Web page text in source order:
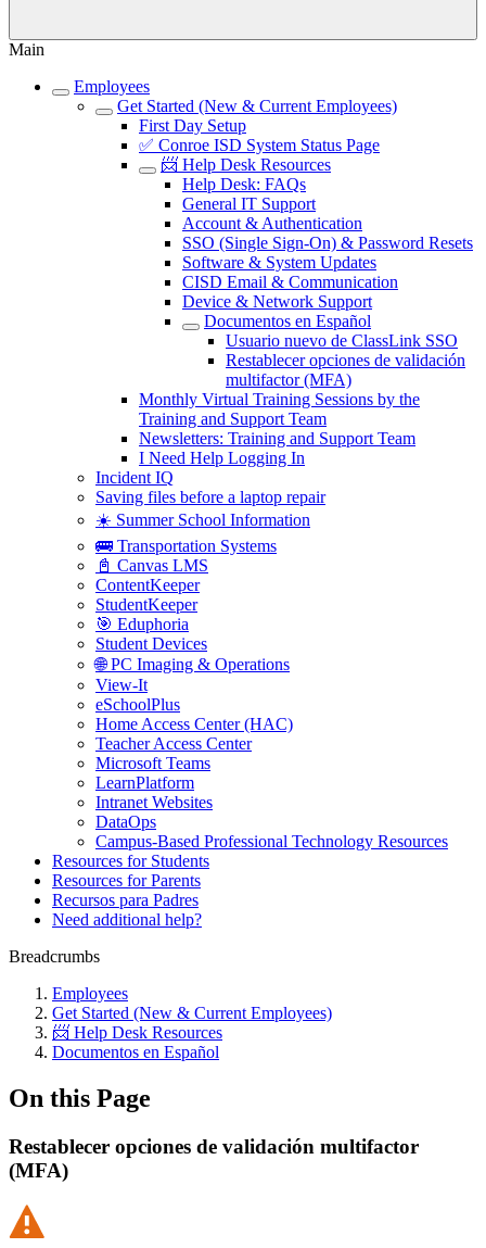
Main
Employees
Get Started (New & Current Employees)
First Day Setup
✅ Conroe ISD System Status Page
📨 Help Desk Resources
Help Desk: FAQs
General IT Support
Account & Authentication
SSO (Single Sign-On) & Password Resets
Software & System Updates
CISD Email & Communication
Device & Network Support
Documentos en Español
Usuario nuevo de ClassLink SSO
Restablecer opciones de validación
multifactor (MFA)
Monthly Virtual Training Sessions by the
Training and Support Team
Newsletters: Training and Support Team
I Need Help Logging In
Incident IQ
Saving files before a laptop repair
☀️ Summer School Information
🚌 Transportation Systems
📓 Canvas LMS
ContentKeeper
StudentKeeper
🎯 Eduphoria
Student Devices
🌐 PC Imaging & Operations
View-It
eSchoolPlus
Home Access Center (HAC)
Teacher Access Center
Microsoft Teams
LearnPlatform
Intranet Websites
DataOps
Campus-Based Professional Technology Resources
Resources for Students
Resources for Parents
Recursos para Padres
Need additional help?
Breadcrumbs
Employees
Get Started (New & Current Employees)
📨 Help Desk Resources
Documentos en Español
On this Page
Restablecer opciones de validación multifactor
(MFA)